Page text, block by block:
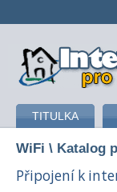
připojení k
TITULKA
WiFi \ Katalog
Připojení k